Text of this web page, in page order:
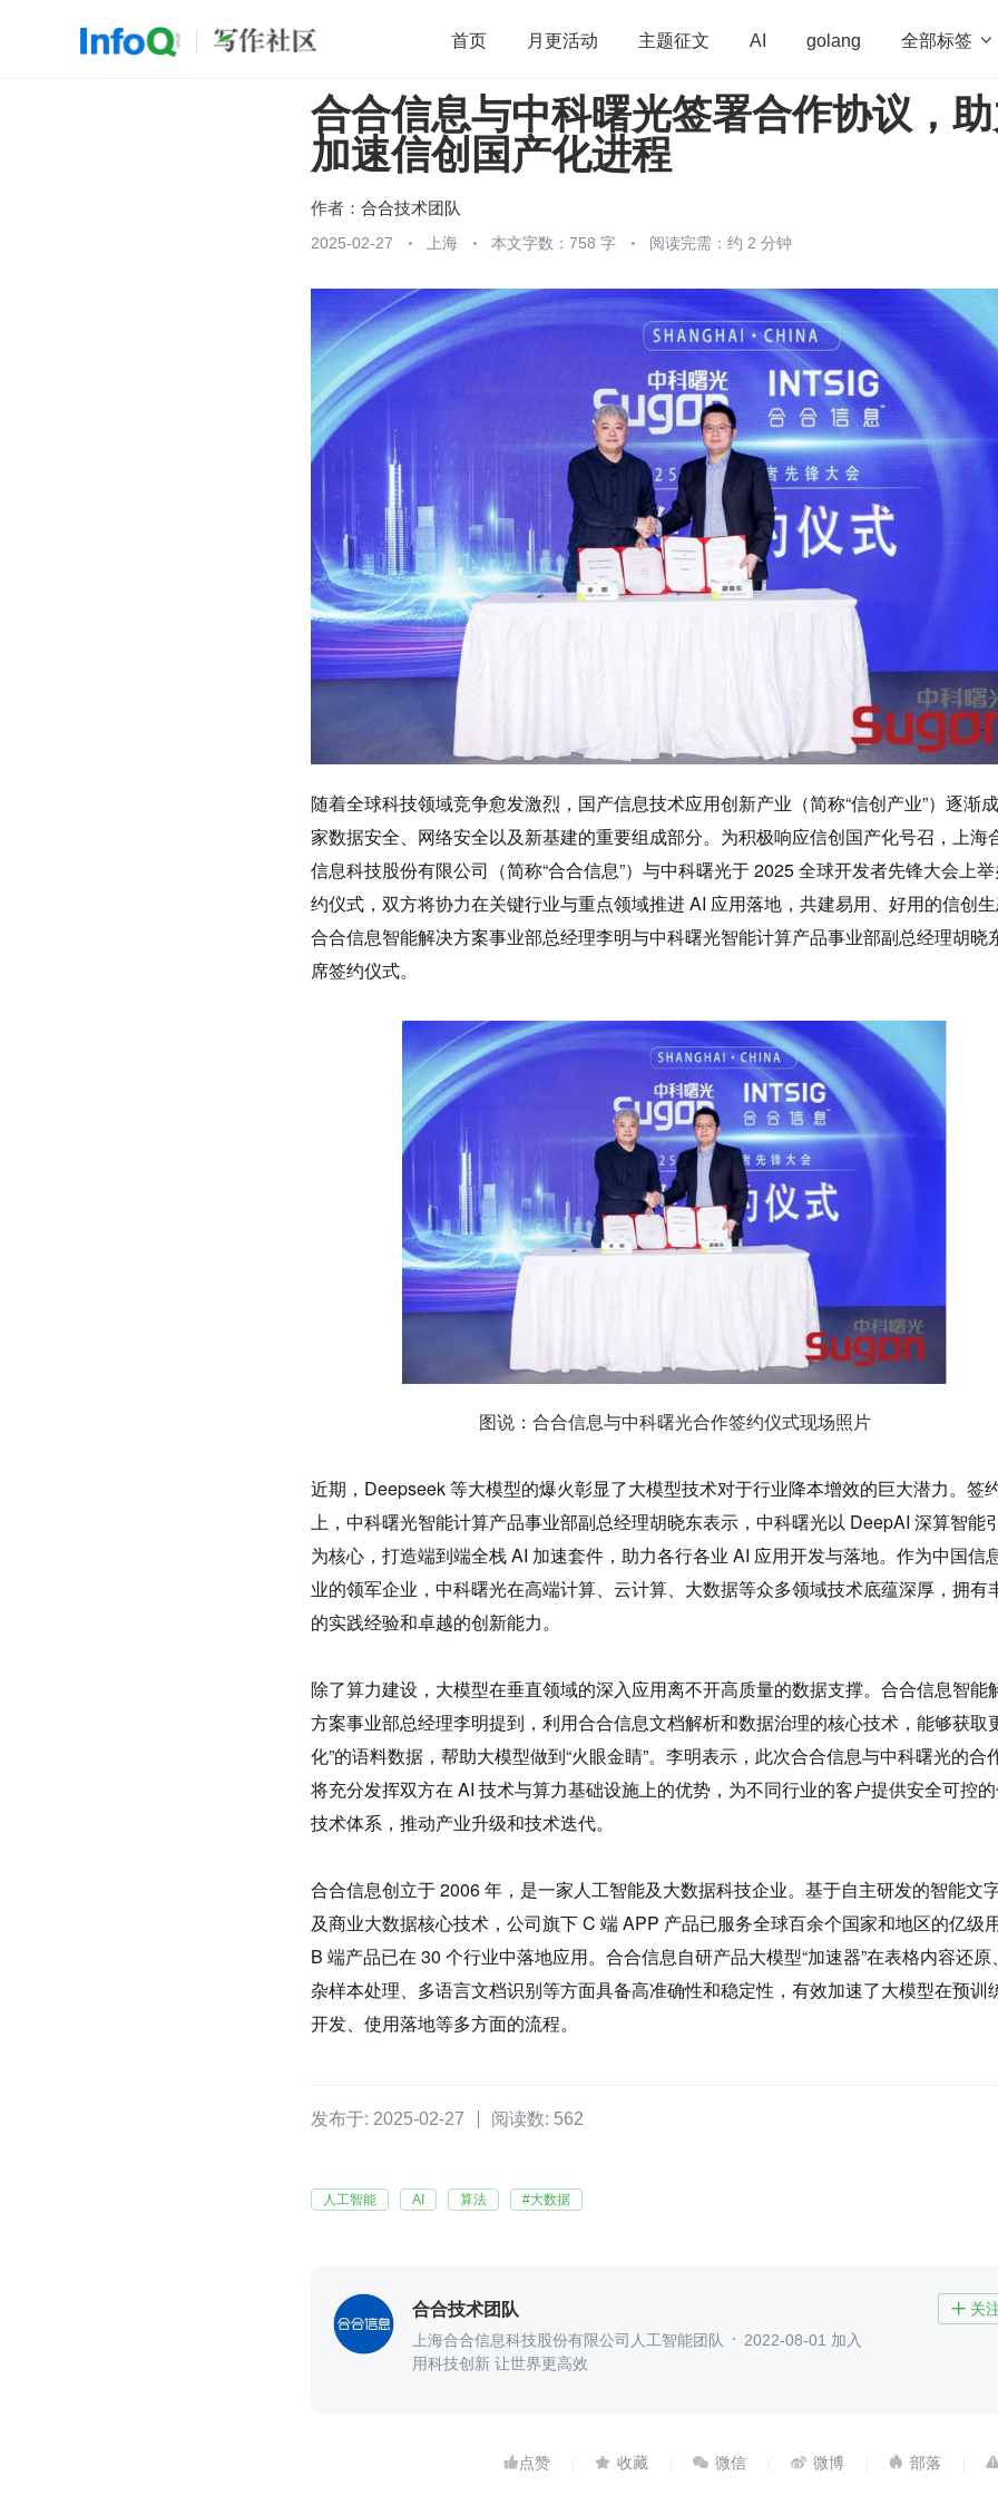
首页 月更活动 主题征文 AI golang 全部标签 
开源 架构 OpenHarmony 算法 学习方法 Web3.0 高
团队管理 程序员 运维
合合信息与中科曙光签署合作协议，
加速信创国产化进程
作者： 合合技术团队
2025-02-27 上海 本文字数：758 字 阅读完需：约 2 分钟
随着全球科技领域竞争愈发激烈，国产信息技术应用创新产业（简称“信创产业”）逐渐
家数据安全、网络安全以及新基建的重要组成部分。为积极响应信创国产化号召，上海
信息科技股份有限公司（简称“合合信息”）与中科曙光于 2025 全球开发者先锋大会上
约仪式，双方将协力在关键行业与重点领域推进 AI 应用落地，共建易用、好用的信创
合合信息智能解决方案事业部总经理李明与中科曙光智能计算产品事业部副总经理胡晓
席签约仪式。
图说：合合信息与中科曙光合作签约仪式现场照片
近期，Deepseek 等大模型的爆火彰显了大模型技术对于行业降本增效的巨大潜力。签
上，中科曙光智能计算产品事业部副总经理胡晓东表示，中科曙光以 DeepAI 深算智能
为核心，打造端到端全栈 AI 加速套件，助力各行各业 AI 应用开发与落地。作为中国信
业的领军企业，中科曙光在高端计算、云计算、大数据等众多领域技术底蕴深厚，拥有
的实践经验和卓越的创新能力。
除了算力建设，大模型在垂直领域的深入应用离不开高质量的数据支撑。合合信息智能
方案事业部总经理李明提到，利用合合信息文档解析和数据治理的核心技术，能够获取
化”的语料数据，帮助大模型做到“火眼金睛”。李明表示，此次合合信息与中科曙光的合
将充分发挥双方在 AI 技术与算力基础设施上的优势，为不同行业的客户提供安全可控
技术体系，推动产业升级和技术迭代。
合合信息创立于 2006 年，是一家人工智能及大数据科技企业。基于自主研发的智能文
及商业大数据核心技术，公司旗下 C 端 APP 产品已服务全球百余个国家和地区的亿级
B 端产品已在 30 个行业中落地应用。合合信息自研产品大模型“加速器”在表格内容还原
杂样本处理、多语言文档识别等方面具备高准确性和稳定性，有效加速了大模型在预训
开发、使用落地等多方面的流程。
发布于: 2025-02-27 阅读数: 562
人工智能 AI 算法 #大数据
合合技术团队  关
上海合合信息科技股份有限公司人工智能团队
2022-08-01 加入
用科技创新 让世界更高效
    